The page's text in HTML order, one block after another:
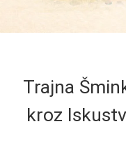
Trajna
kroz